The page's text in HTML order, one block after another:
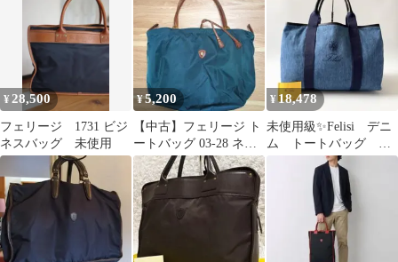
¥28,500
フェリージ 1731 ビジ
ネスバッグ 未使用
¥5,200
【中古】フェリージ ト
ートバッグ 03-28 ネイ
ビー
¥18,478
未使用級✨Felisi デニ
ム トートバッグ ハ
ンドバッグ 17-72 ブ